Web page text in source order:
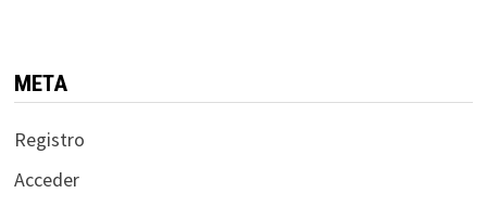
META
Registro
Acceder